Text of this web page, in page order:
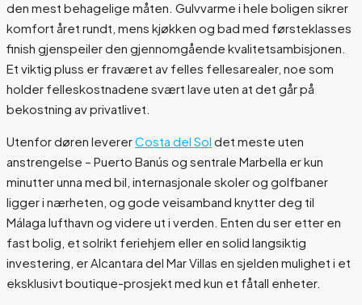
den mest behagelige måten. Gulvvarme i hele boligen sikrer
komfort året rundt, mens kjøkken og bad med førsteklasses
finish gjenspeiler den gjennomgående kvalitetsambisjonen.
Et viktig pluss er fraværet av felles fellesarealer, noe som
holder felleskostnadene svært lave uten at det går på
bekostning av privatlivet.
Utenfor døren levererCosta del Sol det meste uten
anstrengelse – Puerto Banús og sentrale Marbella er kun
minutter unna med bil, internasjonale skoler og golfbaner
ligger i nærheten, og gode veisamband knytter deg til
Málaga lufthavn og videre ut i verden. Enten du ser etter en
fast bolig, et solrikt feriehjem eller en solid langsiktig
investering, er Alcantara del Mar Villas en sjelden mulighet i et
eksklusivt boutique-prosjekt med kun et fåtall enheter.